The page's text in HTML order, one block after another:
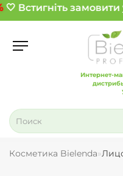
Встигніть замовити
Интернет-
Косметика Bielenda